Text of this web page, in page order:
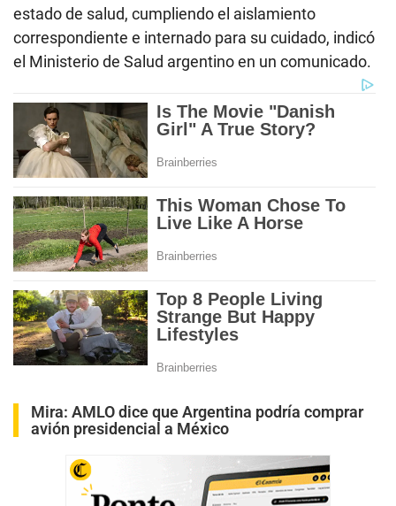
estado de salud, cumpliendo el aislamiento
correspondiente e internado para su cuidado, indicó
el Ministerio de Salud argentino en un comunicado.
Mira: AMLO dice que Argentina podría comprar
avión presidencial a México